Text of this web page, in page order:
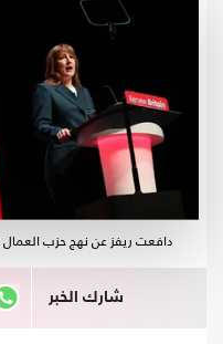
دافعت ريفز عن نهج حزب
شارك الخبر